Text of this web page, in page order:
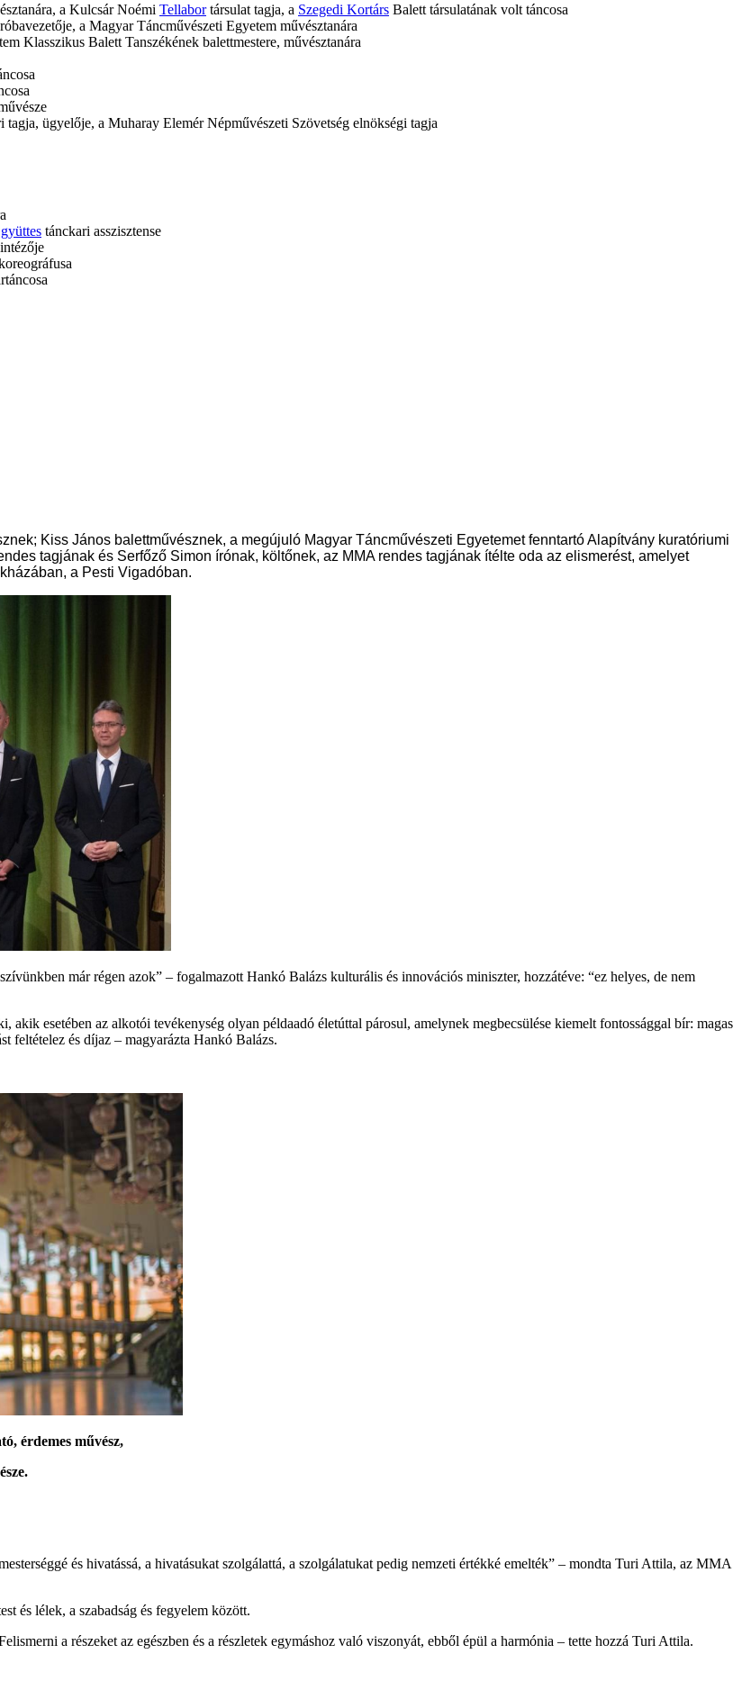
a Kulcsár Noémi Tellabortársulat tagja, a Szegedi Kortárs Balett társulatának volt táncosa
a Magyar Táncművészeti Egyetem művésztanára
Klasszikus Balett Tanszékének balettmestere, művésztanára
ügyelője, a Muharay Elemér Népművészeti Szövetség elnökségi tagja
tánckari asszisztense
Kiss János balettművésznek, a megújuló Magyar Táncművészeti Egyetemet fenntartó Alapítvány kuratóriumi
tagjának és Serfőző Simon írónak, költőnek, az MMA rendes tagjának ítélte oda az elismerést, amelyet
a Pesti Vigadóban.
már régen azok” – fogalmazott Hankó Balázs kulturális és innovációs miniszter, hozzátéve: “ez helyes, de nem
esetében az alkotói tevékenység olyan példaadó életúttal párosul, amelynek megbecsülése kiemelt fontossággal bír: magas
feltételez és díjaz – magyarázta Hankó Balázs.
érdemes művész,
és hivatássá, a hivatásukat szolgálattá, a szolgálatukat pedig nemzeti értékké emelték” – mondta Turi Attila, az MMA
és lélek, a szabadság és fegyelem között.
a részeket az egészben és a részletek egymáshoz való viszonyát, ebből épül a harmónia – tette hozzá Turi Attila.